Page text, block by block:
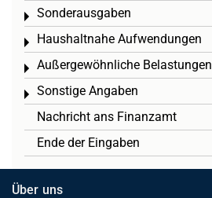
Sonderausgaben
Toggle menu
Haushaltnahe Aufwendungen
Toggle menu
Außergewöhnliche Belastungen
Toggle menu
Sonstige Angaben
Toggle menu
Nachricht ans Finanzamt
Ende der Eingaben
Über uns